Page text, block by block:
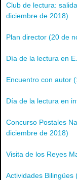
Club de lectura:
diciembre de 2018)
Plan director (20 de
Día de la lectura en
Encuentro con autor
Día de la lectura en
Concurso Postales
diciembre de 2018)
Visita de los Reyes
Actividades Bilingües